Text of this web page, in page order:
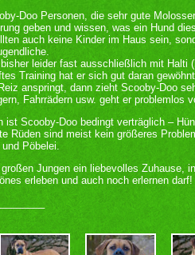
Doo Personen, die sehr gute
geben und wissen, was ein Hund
auch keine Kinder im Haus sein,
leider fast ausschließlich mit Halti
Training hat er sich gut daran
anspringt, dann zieht Scooby-Doo
Fahrrädern usw. geht er problemlos
ist Scooby-Doo bedingt verträglich –
Rüden sind meist kein größeres
Pöbelei.
Jungen ein liebevolles Zuhause,
erleben und auch noch erlernen darf!